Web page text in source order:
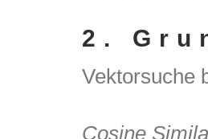
2.
Vektorsuche
Cosine